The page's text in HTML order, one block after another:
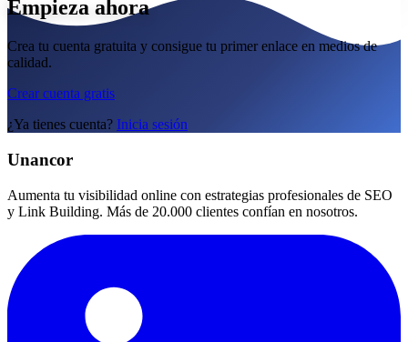
Empieza ahora
Crea tu cuenta gratuita y consigue tu primer enlace en medios de
calidad.
Crear cuenta gratis
¿Ya tienes cuenta? Inicia sesión
Unancor
Aumenta tu visibilidad online con estrategias profesionales de SEO
y Link Building. Más de 20.000 clientes confían en nosotros.